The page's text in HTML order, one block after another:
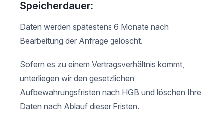
Speicherdauer:
Daten werden spätestens 6 Monate nach
Bearbeitung der Anfrage gelöscht.
Sofern es zu einem Vertragsverhältnis kommt,
unterliegen wir den gesetzlichen
Aufbewahrungsfristen nach HGB und löschen Ihre
Daten nach Ablauf dieser Fristen.